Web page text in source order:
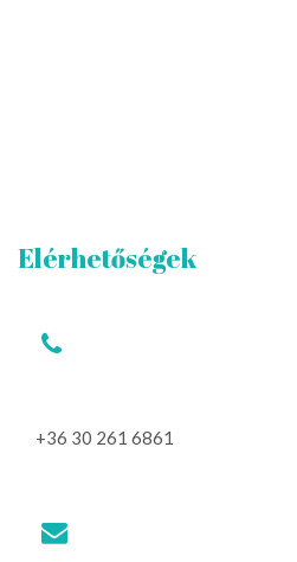
Elérhetőségek
+36 30 261 6861